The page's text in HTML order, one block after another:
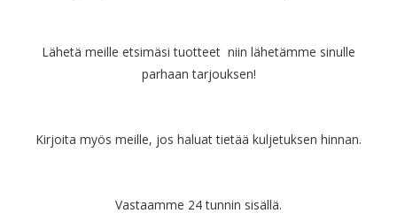
Lähetä meille etsimäsi tuotteet niin lähetämme sinulle
parhaan tarjouksen!
Kirjoita myös meille, jos haluat tietää kuljetuksen hinnan.
Vastaamme 24 tunnin sisällä.